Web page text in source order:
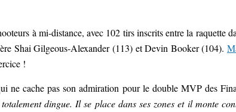
à mi-distance, avec 102 tirs inscrits entre la raquette
Shai Gilgeous-Alexander (113) et Devin Booker (104).
!
ne cache pas son admiration pour le double MVP des
dingue. Il se place dans ses zones et il monte